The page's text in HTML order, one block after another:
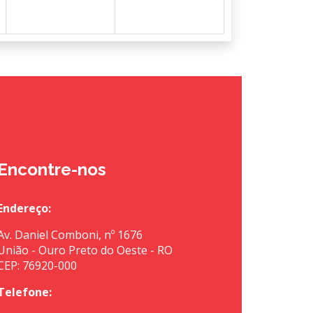
nos
Daniel Comboni, nº 1676
- Ouro Preto do Oeste - RO
76920-000